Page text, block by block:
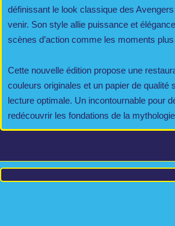
définissant le look classique des
venir. Son style allie puissance et
scènes d’action comme les moments
Cette nouvelle édition propose une
couleurs originales et un papier de qualité
lecture optimale. Un incontournable pour
redécouvrir les fondations de la